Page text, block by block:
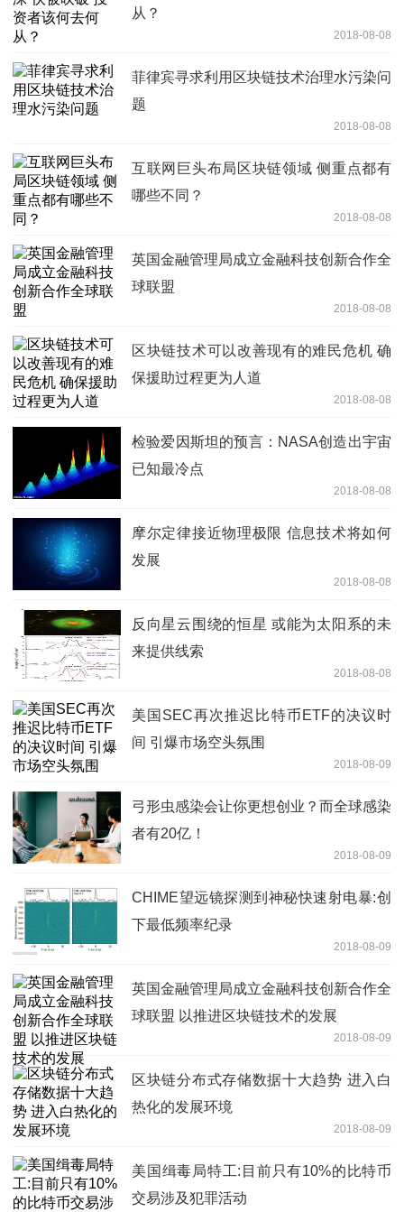
从？
2018-08-08
菲律宾寻求利用区块链技术治理水污染问
题
2018-08-08
互联网巨头布局区块链领域 侧重点都有
哪些不同？
2018-08-08
英国金融管理局成立金融科技创新合作全
球联盟
2018-08-08
区块链技术可以改善现有的难民危机 确
保援助过程更为人道
2018-08-08
检验爱因斯坦的预言：NASA创造出宇宙
已知最冷点
2018-08-08
摩尔定律接近物理极限 信息技术将如何
发展
2018-08-08
反向星云围绕的恒星 或能为太阳系的未
来提供线索
2018-08-08
美国SEC再次推迟比特币ETF的决议时
间 引爆市场空头氛围
2018-08-09
弓形虫感染会让你更想创业？而全球感染
者有20亿！
2018-08-09
CHIME望远镜探测到神秘快速射电暴:创
下最低频率纪录
2018-08-09
英国金融管理局成立金融科技创新合作全
球联盟 以推进区块链技术的发展
2018-08-09
区块链分布式存储数据十大趋势 进入白
热化的发展环境
2018-08-09
美国缉毒局特工:目前只有10%的比特币
交易涉及犯罪活动